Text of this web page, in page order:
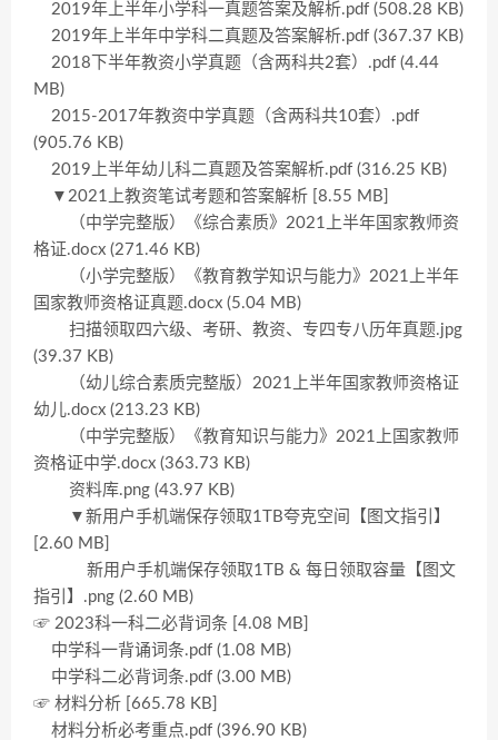
2019年上半年小学科一真题答案及解析.pdf (508.28 KB)
2019年上半年中学科二真题及答案解析.pdf (367.37 KB)
2018下半年教资小学真题（含两科共2套）.pdf (4.44
MB)
2015-2017年教资中学真题（含两科共10套）.pdf
(905.76 KB)
2019上半年幼儿科二真题及答案解析.pdf (316.25 KB)
▼2021上教资笔试考题和答案解析 [8.55 MB]
（中学完整版）《综合素质》2021上半年国家教师资
格证.docx (271.46 KB)
（小学完整版）《教育教学知识与能力》2021上半年
国家教师资格证真题.docx (5.04 MB)
扫描领取四六级、考研、教资、专四专八历年真题.jpg
(39.37 KB)
（幼儿综合素质完整版）2021上半年国家教师资格证
幼儿.docx (213.23 KB)
（中学完整版）《教育知识与能力》2021上国家教师
资格证中学.docx (363.73 KB)
资料库.png (43.97 KB)
▼新用户手机端保存领取1TB夸克空间【图文指引】
[2.60 MB]
新用户手机端保存领取1TB & 每日领取容量【图文
指引】.png (2.60 MB)
☞ 2023科一科二必背词条 [4.08 MB]
中学科一背诵词条.pdf (1.08 MB)
中学科二必背词条.pdf (3.00 MB)
☞ 材料分析 [665.78 KB]
材料分析必考重点.pdf (396.90 KB)